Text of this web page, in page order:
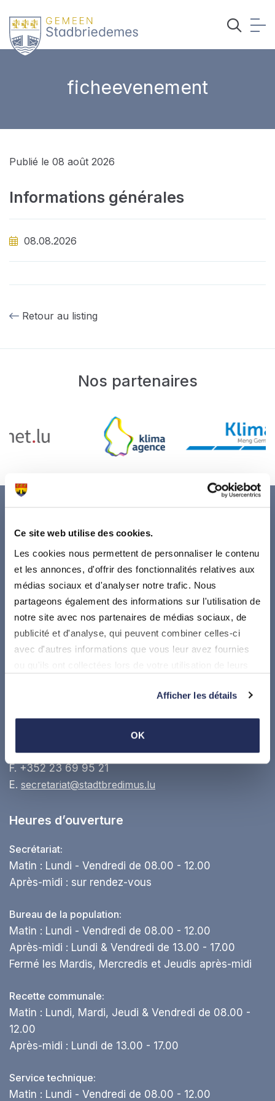
Ce site web utilise des cookies.
Les cookies nous permettent de personnaliser le contenu
et les annonces, d'offrir des fonctionnalités relatives aux
médias sociaux et d'analyser notre trafic. Nous
partageons également des informations sur l'utilisation de
notre site avec nos partenaires de médias sociaux, de
publicité et d'analyse, qui peuvent combiner celles-ci
avec d'autres informations que vous leur avez fournies
Afficher les détails
OK
ficheevenement
Publié le 08 août 2026
Informations générales
08.08.2026
Retour au listing
Nos partenaires
Suivez-nous sur
Où nous trouver
Administration communale de Stadtbredimus
Google maps
T.+352 23 69 62 1
F. +352 23 69 95 21
E. secretariat@stadtbredimus.lu
Heures d’ouverture
Secrétariat:
Matin : Lundi - Vendredi de 08.00 - 12.00
Après-midi : sur rendez-vous
Bureau de la population:
Matin : Lundi - Vendredi de 08.00 - 12.00
Après-midi : Lundi & Vendredi de 13.00 - 17.00
Fermé les Mardis, Mercredis et Jeudis après-midi
Recette communale:
Matin : Lundi, Mardi, Jeudi & Vendredi de 08.00 -
12.00
Après-midi : Lundi de 13.00 - 17.00
Service technique:
Matin : Lundi - Vendredi de 08.00 - 12.00